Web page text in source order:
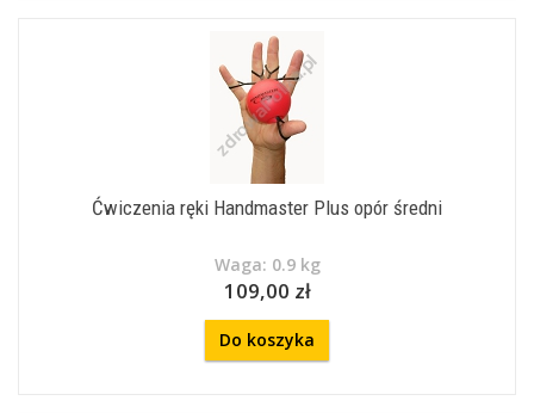
Ćwiczenia ręki Handmaster Plus opór średni
Waga: 0.9 kg
109,00 zł
Do koszyka